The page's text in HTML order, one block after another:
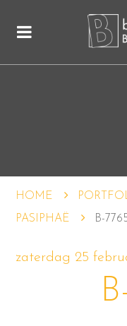
HOME
PASIPHAË
B-
zaterdag 25